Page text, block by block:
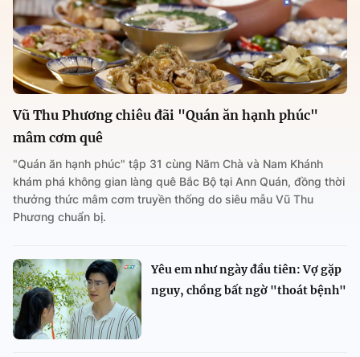
Vũ Thu Phương chiêu đãi "Quán ăn hạnh phúc"
mâm cơm quê
"Quán ăn hạnh phúc" tập 31 cùng Năm Chà và Nam Khánh
khám phá không gian làng quê Bắc Bộ tại Ann Quán, đồng thời
thưởng thức mâm cơm truyền thống do siêu mẫu Vũ Thu
Phương chuẩn bị.
Yêu em như ngày đầu tiên: Vợ gặp
nguy, chồng bất ngờ "thoát bệnh"